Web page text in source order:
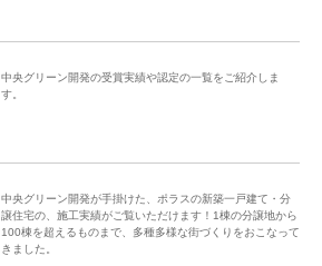
中央グリーン開発の受賞実績や認定の一覧をご紹介しま
す。
中央グリーン開発が手掛けた、ポラスの新築一戸建て・分
譲住宅の、施工実績がご覧いただけます！1棟の分譲地から
100棟を超えるものまで、多種多様な街づくりをおこなって
きました。